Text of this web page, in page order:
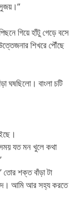
গিয়ে হাঁটু গেড়ে বসে
শিখরে পৌঁছে
ঘষছিলো। বাংলা চটি
যত মন খুলে কথা
তোর শক্ত বাঁড়া টা
আমি আর সহ্য করতে